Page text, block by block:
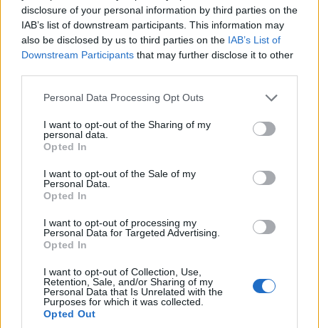
disclosure of your personal information by third parties on the
IAB’s list of downstream participants. This information may
also be disclosed by us to third parties on the IAB’s List of
Downstream Participants that may further disclose it to other
Please note that this website/app uses one or more Google
not limited to your visit or usage behaviour. You may click to
grant or deny consent to Google and its third-party tags to
use your data for below specified purposes in below Google
consent section.
Personal Data Processing Opt Outs
I want to opt-out of the Sharing of my
personal data.
Opted In
I want to opt-out of the Sale of my
Personal Data.
Opted In
I want to opt-out of processing my
Personal Data for Targeted Advertising.
Opted In
I want to opt-out of Collection, Use,
Retention, Sale, and/or Sharing of my
Personal Data that Is Unrelated with the
Purposes for which it was collected.
Opted Out
A hazai biztonsági szakemberképzés egyik sajátos ága
az etikus hacker képzés. A NetAcadémia ma már
nemzetközi szinten is elfogadott tanfolyamain azok a
szembeni védekezési lehetőségeket. Ehhez
nélkülözhetetlen megismerkedni a legújabb nemzetközi
trendekkel, az aktuális hacker technikákkal, a
hagyományos hibákkal és a legújabb trükökkel.
Fóti Marcell
sztárvendége, Rajive Kapoor az EC-Council európai
képviseletét ellátó Security Systems Resource
támadókat manapság már a pénz motiválja. Egyre
kifinomultabb módszereket vetnek be céljaik elérés
érdekében, miközben mind gyorsabbá válnak.